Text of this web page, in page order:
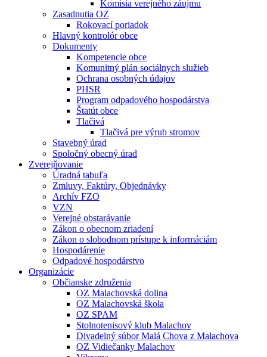
Komisia verejného záujmu
Zasadnutia OZ
Rokovací poriadok
Hlavný kontrolór obce
Dokumenty
Kompetencie obce
Komunitný plán sociálnych služieb
Ochrana osobných údajov
PHSR
Program odpadového hospodárstva
Štatút obce
Tlačivá
Tlačivá pre výrub stromov
Stavebný úrad
Spoločný obecný úrad
Zverejňovanie
Úradná tabuľa
Zmluvy, Faktúry, Objednávky
Archív FZO
VZN
Verejné obstarávanie
Zákon o obecnom zriadení
Zákon o slobodnom prístupe k informáciám
Hospodárenie
Odpadové hospodárstvo
Organizácie
Občianske združenia
OZ Malachovská dolina
OZ Malachovská škola
OZ SPAM
Stolnotenisový klub Malachov
Divadelný súbor Malá Chova z Malachova
OZ Vidiečanky Malachov